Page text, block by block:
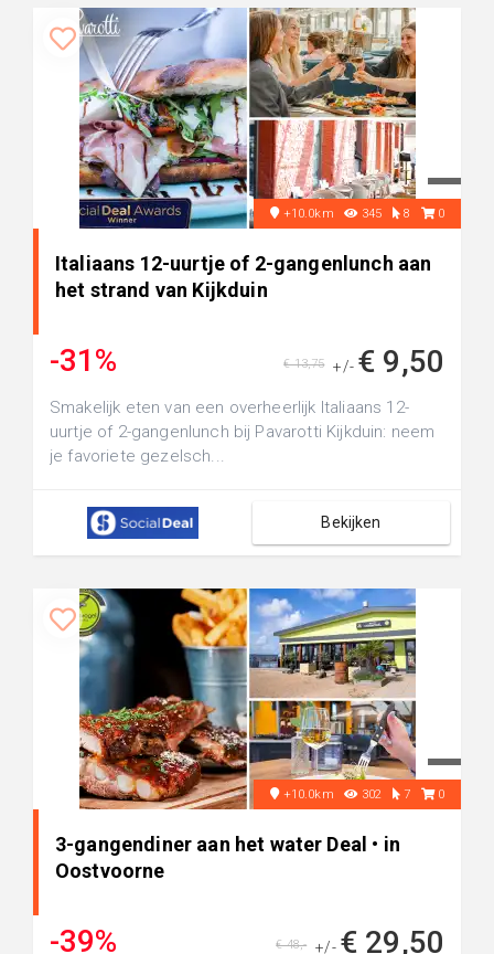
+10.0km 345 8 0
Italiaans 12-uurtje of 2-gangenlunch aan
het strand van Kijkduin
-31% +/- € 9,50
€ 13,75
Smakelijk eten van een overheerlijk Italiaans 12-
uurtje of 2-gangenlunch bij Pavarotti Kijkduin: neem
je favoriete gezelsch...
Bekijken
+10.0km 302 7 0
3-gangendiner aan het water Deal • in
Oostvoorne
-39% +/- € 29,50
€ 48,-